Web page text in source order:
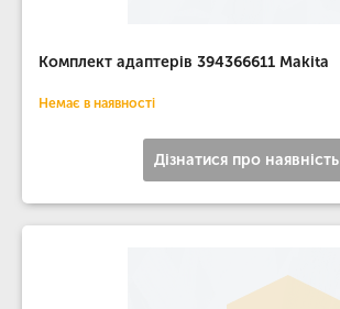
Комплект адаптерів 394366611 Makita
Немає в наявності
Дізнатися про наявність